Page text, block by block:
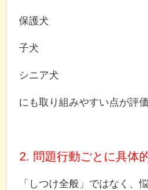
保護犬
子犬
シニア犬
にも取り組みやすい点が評
2. 問題行動ごとに具体
「しつけ全般」ではなく、